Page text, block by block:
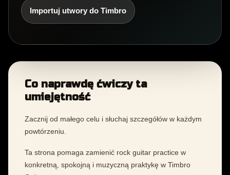
Importuj utwory do Timbro
Co naprawdę ćwiczy ta
umiejętność
Zacznij od małego celu i słuchaj szczegółów w każdym
powtórzeniu.
Ta strona pomaga zamienić rock guitar practice w
konkretną, spokojną i muzyczną praktykę w Timbro